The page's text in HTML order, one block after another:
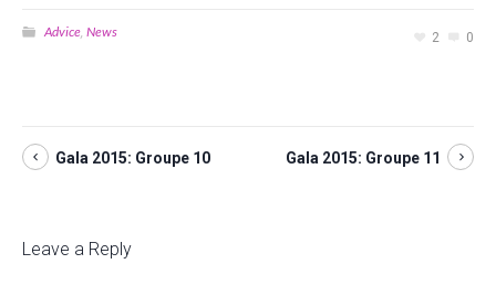
2 0
Advice, News
Gala 2015: Groupe 10 Gala 2015: Groupe 11
Leave a Reply